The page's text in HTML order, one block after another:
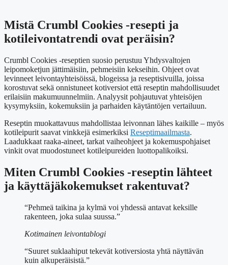
Mistä Crumbl Cookies -resepti ja
kotileivontatrendi ovat peräisin?
Crumbl Cookies -reseptien suosio perustuu Yhdysvaltojen
leipomoketjun jättimäisiin, pehmeisiin kekseihin. Ohjeet ovat
levinneet leivontayhteisöissä, blogeissa ja reseptisivuilla, joissa
korostuvat sekä onnistuneet kotiversiot että reseptin mahdollisuudet
erilaisiin makumuunnelmiin. Analyysit pohjautuvat yhteisöjen
kysymyksiin, kokemuksiin ja parhaiden käytäntöjen vertailuun.
Reseptin muokattavuus mahdollistaa leivonnan lähes kaikille – myös
kotileipurit saavat vinkkejä esimerkiksi Reseptimaailmasta.
Laadukkaat raaka-aineet, tarkat vaiheohjeet ja kokemuspohjaiset
vinkit ovat muodostuneet kotileipureiden luottopalikoiksi.
Miten Crumbl Cookies -reseptin lähteet
ja käyttäjäkokemukset rakentuvat?
“Pehmeä taikina ja kylmä voi yhdessä antavat keksille
rakenteen, joka sulaa suussa.”
Kotimainen leivontablogi
“Suuret suklaahiput tekevät kotiversiosta yhtä näyttävän
kuin alkuperäisistä.”